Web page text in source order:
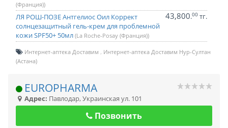
(Франция))
ЛЯ РОШ-ПОЗЕ Антгелиос Оил Коррект
солнцезащитный гель-крем для проблемной
кожи SPF50+ 50мл (La Roche-Posay (Франция))
43,800.00 тг.
Интернет-аптека Доставим
Интернет-аптека Доставим Нур-Султан
(Астана)
EUROPHARMA
Адрес: Павлодар,Украинская ул. 101
Позвонить